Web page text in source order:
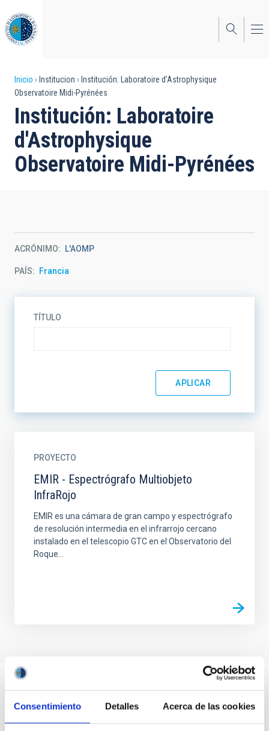
Consentimiento Detalles Acerca de las cookies
al
contenido
principal
Sobrescribir
enlaces
de
ayuda
a
Inicio Institucion
Institución: Laboratoire d'Astrophysique
Observatoire Midi-Pyrénées
Institución: Laboratoire
d'Astrophysique
Observatoire Midi-Pyrénées
ACRÓNIMO L'AOMP
PAÍS Francia
TÍTULO
PROYECTO
EMIR - Espectrógrafo Multiobjeto
InfraRojo
EMIR es una cámara de gran campo y espectrógrafo
de resolución intermedia en el infrarrojo cercano
instalado en el telescopio GTC en el Observatorio del
Roque...